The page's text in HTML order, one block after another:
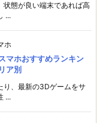
状態が良い端末であれば高
...
ホ
マホおすすめランキン
ア別
り、最新の3Dゲームをサ
...